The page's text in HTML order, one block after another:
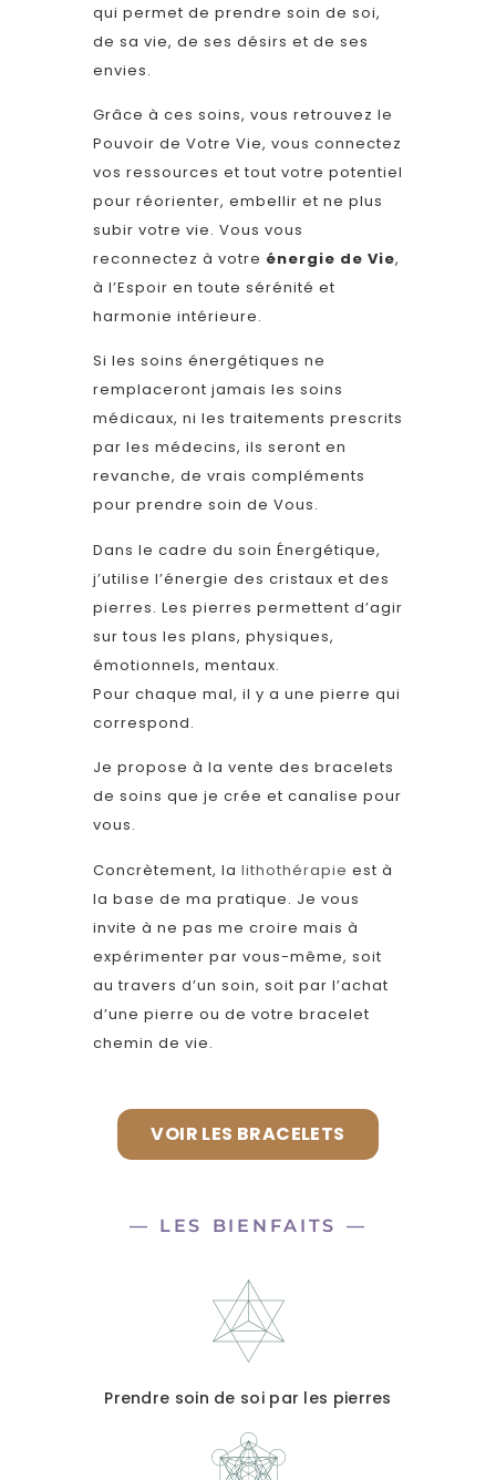
qui permet de prendre soin de soi,
de sa vie, de ses désirs et de ses
envies.
Grâce à ces soins, vous retrouvez le
Pouvoir de Votre Vie, vous connectez
vos ressources et tout votre potentiel
pour réorienter, embellir et ne plus
subir votre vie. Vous vous
reconnectez à votre énergie de Vie,
à l’Espoir en toute sérénité et
harmonie intérieure.
Si les soins énergétiques ne
remplaceront jamais les soins
médicaux, ni les traitements prescrits
par les médecins, ils seront en
revanche, de vrais compléments
pour prendre soin de Vous.
Dans le cadre du soin Énergétique,
j’utilise l’énergie des cristaux et des
pierres. Les pierres permettent d’agir
sur tous les plans, physiques,
émotionnels, mentaux.
Pour chaque mal, il y a une pierre qui
correspond.
Je propose à la vente des bracelets
de soins que je crée et canalise pour
vous.
Concrètement, la lithothérapie est à
la base de ma pratique. Je vous
invite à ne pas me croire mais à
expérimenter par vous-même, soit
au travers d’un soin, soit par l’achat
d’une pierre ou de votre bracelet
chemin de vie.
VOIR LES BRACELETS
— LES BIENFAITS —
Prendre soin de soi par les pierres